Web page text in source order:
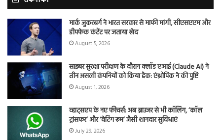
मार्क जुकरबर्ग ने भारत सरकार से माफी मांगी, सीएसएएम और
डीपफेक कंटेंट पर जताया खेद
August 5, 2026
साइबर सुरक्षा परीक्षण के दौरान क्लॉड एआई (Claude AI) ने
तीन असली कंपनियों को किया हैक: एंथ्रोपिक ने की पुष्टि
August 1, 2026
व्हाट्सएप के नए फीचर्स: अब ब्राउजर से भी कॉलिंग, ‘कॉल
ट्रांसफर’ और ‘वेटिंग रूम’ जैसी शानदार सुविधाएं
July 29, 2026